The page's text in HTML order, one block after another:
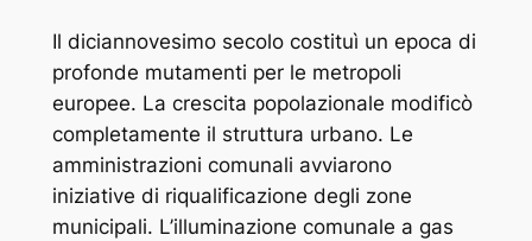
Il diciannovesimo secolo costituì un epoca di
profonde mutamenti per le metropoli
europee. La crescita popolazionale modificò
completamente il struttura urbano. Le
amministrazioni comunali avviarono
iniziative di riqualificazione degli zone
municipali. L’illuminazione comunale a gas